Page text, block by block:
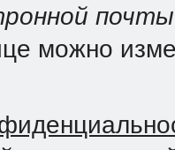
можно